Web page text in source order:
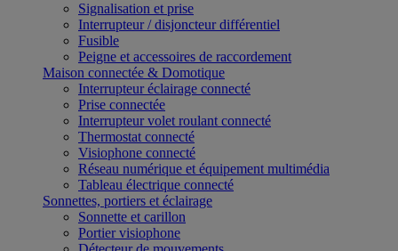
Signalisation et prise
Interrupteur / disjoncteur différentiel
Fusible
Peigne et accessoires de raccordement
Maison connectée & Domotique
Interrupteur éclairage connecté
Prise connectée
Interrupteur volet roulant connecté
Thermostat connecté
Visiophone connecté
Réseau numérique et équipement multimédia
Tableau électrique connecté
Sonnettes, portiers et éclairage
Sonnette et carillon
Portier visiophone